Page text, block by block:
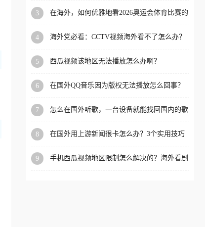
国、加拿大、澳大利亚、欧
学、定居等，都可以使用，
扰。
3
在海外，如何优雅地看2026奥运会体育比赛的
4
海外党必看：CCTV视频海外看不了怎么办？
5 西瓜视频该地区无法播放怎么办啊？
6
在国外QQ音乐因为版权无法播放怎么回事？
7
怎么在国外听歌，一台设备就能找回国内的歌
8
在国外用上游新闻很卡怎么办？3个实用技巧
9
手机西瓜视频地区限制怎么解决的？海外看剧